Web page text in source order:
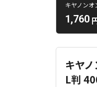
キヤノン
1,760
キヤ
L判